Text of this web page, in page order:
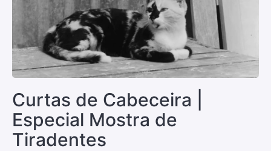
Curtas de Cabeceira |
Especial Mostra de
Tiradentes